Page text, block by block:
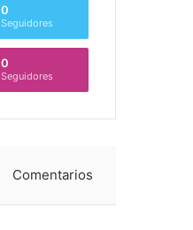
0
Seguidores
0
Seguidores
Comentarios